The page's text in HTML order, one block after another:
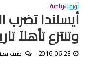
أوروبا•رياضة
أيسلندا تضرب
وتنتزع تأهلاً
2016-06-23 اضف